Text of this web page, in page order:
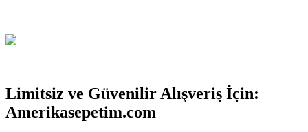
Limitsiz ve Güvenilir Alışveriş İçin:
Amerikasepetim.com